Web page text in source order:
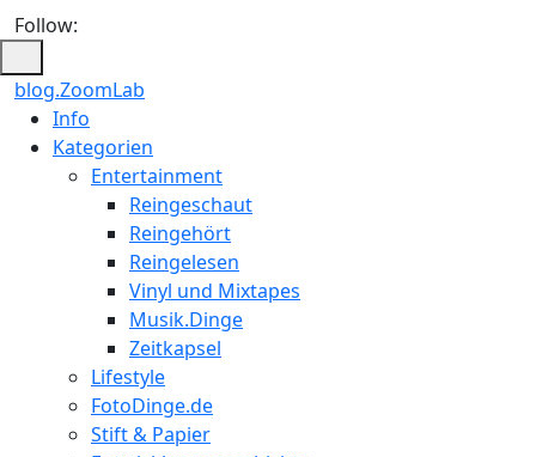
Follow:
blog.ZoomLab
ZoomLab
//
Info
Kategorien
Entertainment
Reingeschaut
Reingehört
Reingelesen
Vinyl und Mixtapes
Musik.Dinge
Zeitkapsel
Lifestyle
FotoDinge.de
Stift & Papier